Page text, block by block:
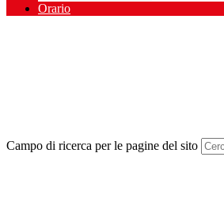
Orario
Campo di ricerca per le pagine del sito